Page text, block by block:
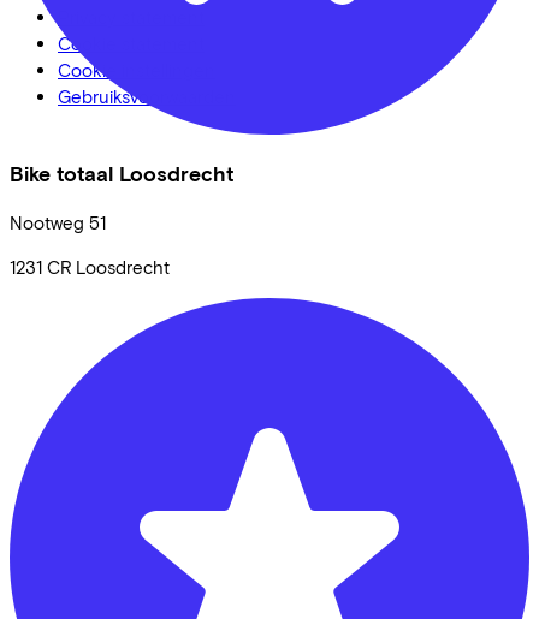
Bike totaal Loosdrecht
Nootweg 51
1231 CR Loosdrecht
Cookie statement
Cookie instellingen
Gebruiksvoorwaarden